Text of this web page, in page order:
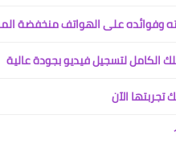
الكامل لتسجيل فيديو بجودة عالية